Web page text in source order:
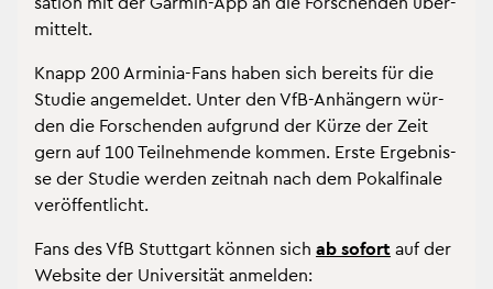
mit­telt.
Knapp 200 Ar­mi­nia-Fans haben sich be­reits für die
Stu­die an­ge­mel­det. Unter den VfB-An­hän­gern wür­
den die For­schen­den auf­grund der Kürze der Zeit
gern auf 100 Teil­neh­men­de kom­men. Erste Er­geb­nis­
se der Stu­die wer­den zeit­nah nach dem Po­kal­fi­na­le
ver­öf­fent­licht.
Fans des VfB Stutt­gart kön­nen sich ab so­fort auf der
Web­site der Uni­ver­si­tät an­mel­den: